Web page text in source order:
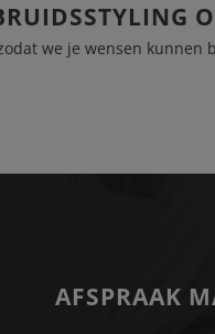
we je wensen kunnen
AFSPRAAK